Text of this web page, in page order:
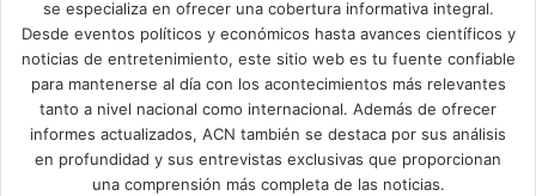
se especializa en ofrecer una cobertura informativa integral.
Desde eventos políticos y económicos hasta avances científicos y
noticias de entretenimiento, este sitio web es tu fuente confiable
para mantenerse al día con los acontecimientos más relevantes
tanto a nivel nacional como internacional. Además de ofrecer
informes actualizados, ACN también se destaca por sus análisis
en profundidad y sus entrevistas exclusivas que proporcionan
una comprensión más completa de las noticias.